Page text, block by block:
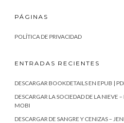
PÁGINAS
POLÍTICA DE PRIVACIDAD
ENTRADAS RECIENTES
DESCARGAR BOOKDETAILS EN EPUB |
DESCARGAR LA SOCIEDAD DE LA NIEVE
MOBI
DESCARGAR DE SANGRE Y CENIZAS –